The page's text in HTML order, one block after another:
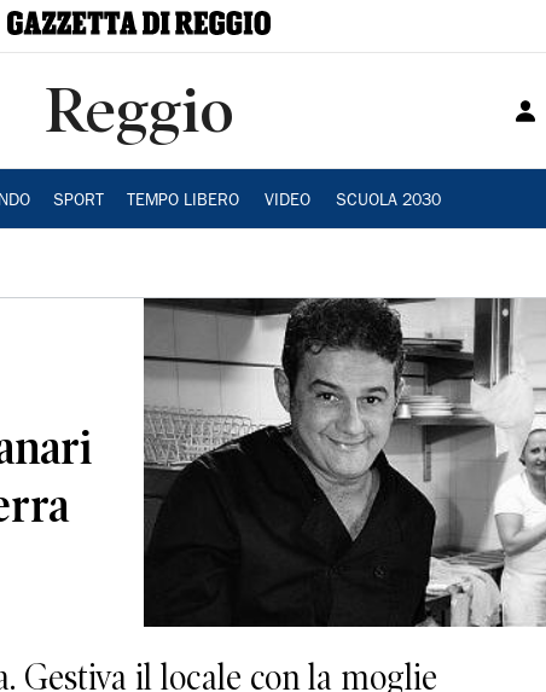
Reggio
SPORT TEMPO LIBERO VIDEO SCUOLA 2030
Gestiva il locale con la moglie